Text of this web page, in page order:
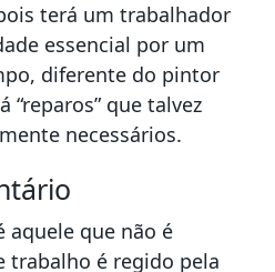
terá um trabalhador
essencial por um
diferente do pintor
“reparos” que talvez
necessários.
aquele que não é
trabalho é regido pela